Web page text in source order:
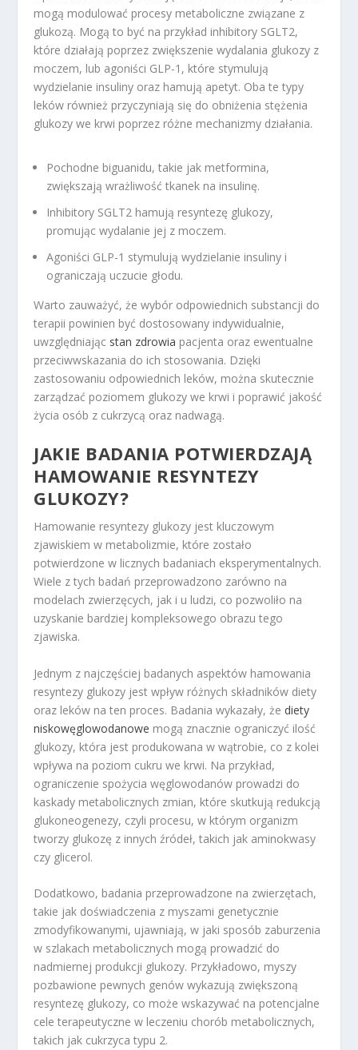
mogą modulować procesy metaboliczne związane z
glukozą. Mogą to być na przykład inhibitory SGLT2,
które działają poprzez zwiększenie wydalania glukozy z
moczem, lub agoniści GLP-1, które stymulują
wydzielanie insuliny oraz hamują apetyt. Oba te typy
leków również przyczyniają się do obniżenia stężenia
glukozy we krwi poprzez różne mechanizmy działania.
Pochodne biguanidu, takie jak metformina,
zwiększają wrażliwość tkanek na insulinę.
Inhibitory SGLT2 hamują resyntezę glukozy,
promując wydalanie jej z moczem.
Agoniści GLP-1 stymulują wydzielanie insuliny i
ograniczają uczucie głodu.
Warto zauważyć, że wybór odpowiednich substancji do
terapii powinien być dostosowany indywidualnie,
uwzględniając stan zdrowia pacjenta oraz ewentualne
przeciwwskazania do ich stosowania. Dzięki
zastosowaniu odpowiednich leków, można skutecznie
zarządzać poziomem glukozy we krwi i poprawić jakość
życia osób z cukrzycą oraz nadwagą.
JAKIE BADANIA POTWIERDZAJĄ
HAMOWANIE RESYNTEZY
GLUKOZY?
Hamowanie resyntezy glukozy jest kluczowym
zjawiskiem w metabolizmie, które zostało
potwierdzone w licznych badaniach eksperymentalnych.
Wiele z tych badań przeprowadzono zarówno na
modelach zwierzęcych, jak i u ludzi, co pozwoliło na
uzyskanie bardziej kompleksowego obrazu tego
zjawiska.
Jednym z najczęściej badanych aspektów hamowania
resyntezy glukozy jest wpływ różnych składników diety
oraz leków na ten proces. Badania wykazały, że diety
niskowęglowodanowe mogą znacznie ograniczyć ilość
glukozy, która jest produkowana w wątrobie, co z kolei
wpływa na poziom cukru we krwi. Na przykład,
ograniczenie spożycia węglowodanów prowadzi do
kaskady metabolicznych zmian, które skutkują redukcją
glukoneogenezy, czyli procesu, w którym organizm
tworzy glukozę z innych źródeł, takich jak aminokwasy
czy glicerol.
Dodatkowo, badania przeprowadzone na zwierzętach,
takie jak doświadczenia z myszami genetycznie
zmodyfikowanymi, ujawniają, w jaki sposób zaburzenia
w szlakach metabolicznych mogą prowadzić do
nadmiernej produkcji glukozy. Przykładowo, myszy
pozbawione pewnych genów wykazują zwiększoną
resyntezę glukozy, co może wskazywać na potencjalne
cele terapeutyczne w leczeniu chorób metabolicznych,
takich jak cukrzyca typu 2.